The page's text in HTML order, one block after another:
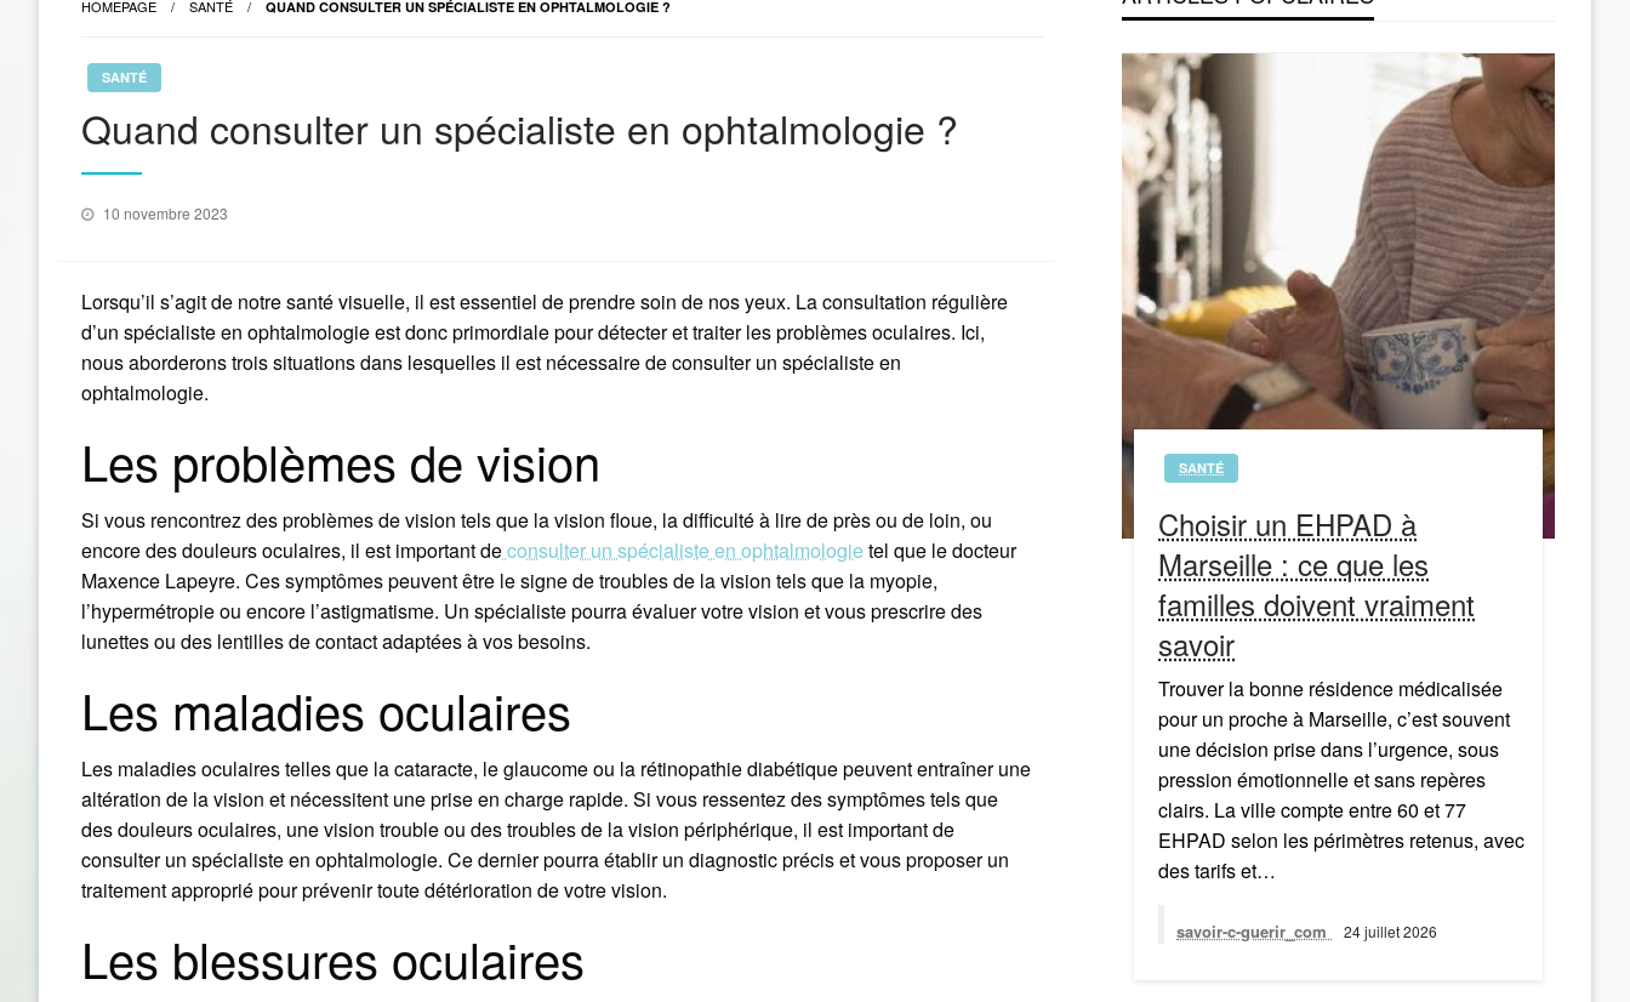
HOMEPAGE SANTÉ QUAND CONSULTER UN SPÉCIALISTE EN OPHTALMOLOGIE ?
SANTÉ
Quand consulter un spécialiste en ophtalmologie ?
Posted
10 novembre 2023
Lorsqu’il s’agit de notre santé visuelle, il est essentiel de prendre soin de nos yeux. La consultation régulière
d’un spécialiste en ophtalmologie est donc primordiale pour détecter et traiter les problèmes oculaires. Ici,
nous aborderons trois situations dans lesquelles il est nécessaire de consulter un spécialiste en
ophtalmologie.
Les problèmes de vision
Si vous rencontrez des problèmes de vision tels que la vision floue, la difficulté à lire de près ou de loin, ou
encore des douleurs oculaires, il est important deconsulter un spécialiste en ophtalmologie tel que le docteur
Maxence Lapeyre. Ces symptômes peuvent être le signe de troubles de la vision tels que la myopie,
l’hypermétropie ou encore l’astigmatisme. Un spécialiste pourra évaluer votre vision et vous prescrire des
lunettes ou des lentilles de contact adaptées à vos besoins.
Les maladies oculaires
Les maladies oculaires telles que la cataracte, le glaucome ou la rétinopathie diabétique peuvent entraîner une
altération de la vision et nécessitent une prise en charge rapide. Si vous ressentez des symptômes tels que
des douleurs oculaires, une vision trouble ou des troubles de la vision périphérique, il est important de
consulter un spécialiste en ophtalmologie. Ce dernier pourra établir un diagnostic précis et vous proposer un
traitement approprié pour prévenir toute détérioration de votre vision.
Les blessures oculaires
SANTÉ
Choisir un EHPAD à
Marseille : ce que les
familles doivent vraiment
savoir
Trouver la bonne résidence médicalisée
pour un proche à Marseille, c’est souvent
une décision prise dans l’urgence, sous
pression émotionnelle et sans repères
clairs. La ville compte entre 60 et 77
EHPAD selon les périmètres retenus, avec
des tarifs et…
savoir-c-guerir_com 24 juillet 2026